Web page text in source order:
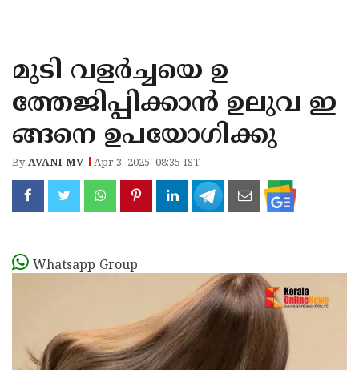
KANNUR
KASARAGOD
മുടി വളർച്ചയെ ഉ
ത്തേജിപ്പിക്കാൻ ഉലുവ ഇ
ങ്ങനെ ഉപയോഗിക്കു
ByAVANI MV Apr 3, 2025, 08:35 IST
Whatsapp Group